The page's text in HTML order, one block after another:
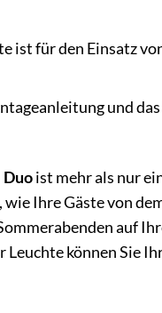
ist für den Einsatz
und
ist mehr als nur
Ihre Gäste von
auf
können Sie